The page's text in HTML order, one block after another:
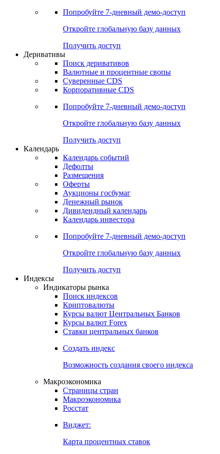
Попробуйте 7-дневный демо-доступ
Откройте глобальную базу данных
Получить доступ
Деривативы
Поиск деривативов
Валютные и процентные свопы
Суверенные CDS
Корпоративные CDS
Попробуйте 7-дневный демо-доступ
Откройте глобальную базу данных
Получить доступ
Календарь
Календарь событий
Дефолты
Размещения
Оферты
Аукционы госбумаг
Денежный рынок
Дивидендный календарь
Календарь инвестора
Попробуйте 7-дневный демо-доступ
Откройте глобальную базу данных
Получить доступ
Индексы
Индикаторы рынка
Поиск индексов
Криптовалюты
Курсы валют Центральных Банков
Курсы валют Forex
Ставки центральных банков
Создать индекс
Возможность создания своего индекса
Макроэкономика
Страницы стран
Макроэкономика
Росстат
Виджет:
Карта процентных ставок